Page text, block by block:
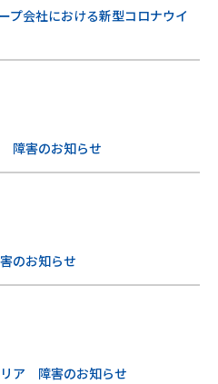
プ会社における新型コロナウイ
障害のお知らせ
のお知らせ
リア 障害のお知らせ